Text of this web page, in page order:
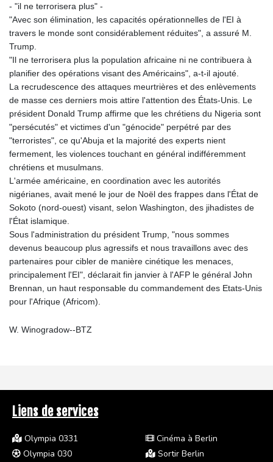
- "il ne terrorisera plus" -
"Avec son élimination, les capacités opérationnelles de l'EI à
travers le monde sont considérablement réduites", a assuré M.
Trump.
"Il ne terrorisera plus la population africaine ni ne contribuera à
planifier des opérations visant des Américains", a-t-il ajouté.
La recrudescence des attaques meurtrières et des enlèvements
de masse ces derniers mois attire l'attention des États-Unis. Le
président Donald Trump affirme que les chrétiens du Nigeria sont
"persécutés" et victimes d'un "génocide" perpétré par des
"terroristes", ce qu'Abuja et la majorité des experts nient
fermement, les violences touchant en général indifféremment
chrétiens et musulmans.
L'armée américaine, en coordination avec les autorités
nigérianes, avait mené le jour de Noël des frappes dans l'État de
Sokoto (nord-ouest) visant, selon Washington, des jihadistes de
l'État islamique.
Sous l'administration du président Trump, "nous sommes
devenus beaucoup plus agressifs et nous travaillons avec des
partenaires pour cibler de manière cinétique les menaces,
principalement l'EI", déclarait fin janvier à l'AFP le général John
Brennan, un haut responsable du commandement des Etats-Unis
pour l'Afrique (Africom).
W. Winogradow--BTZ
Liens de services
Olympia 0331
Olympia 030
Cinéma à Berlin
Sortir Berlin